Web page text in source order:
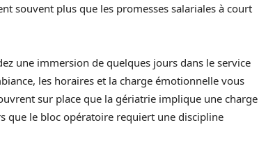
souvent plus que les promesses salariales à court
une immersion de quelques jours dans le service
les horaires et la charge émotionnelle vous
sur place que la gériatrie implique une charge
le bloc opératoire requiert une discipline